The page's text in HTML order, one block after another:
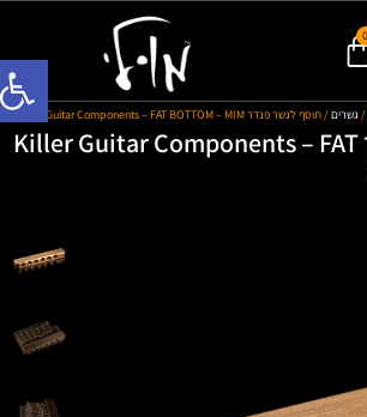
פתח
גשרים/ תוסף לגשר פנדר Killer Guitar Components – FAT BOTTOM – MIM
תוסף לגשר פנדר Killer Guitar Components – FAT